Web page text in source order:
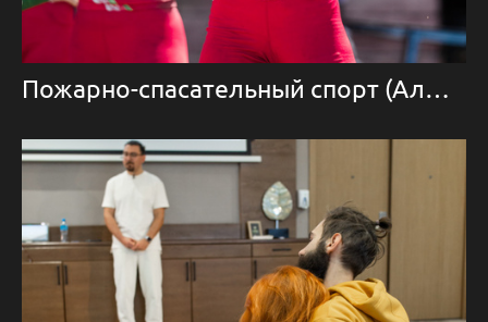
Пожарно-спасательный спорт (Алматы)